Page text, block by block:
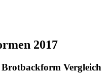
2017
Brotbackform Vergleich